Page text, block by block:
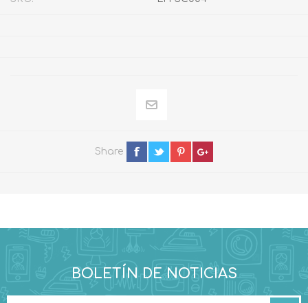
Share
BOLETÍN DE NOTICIAS